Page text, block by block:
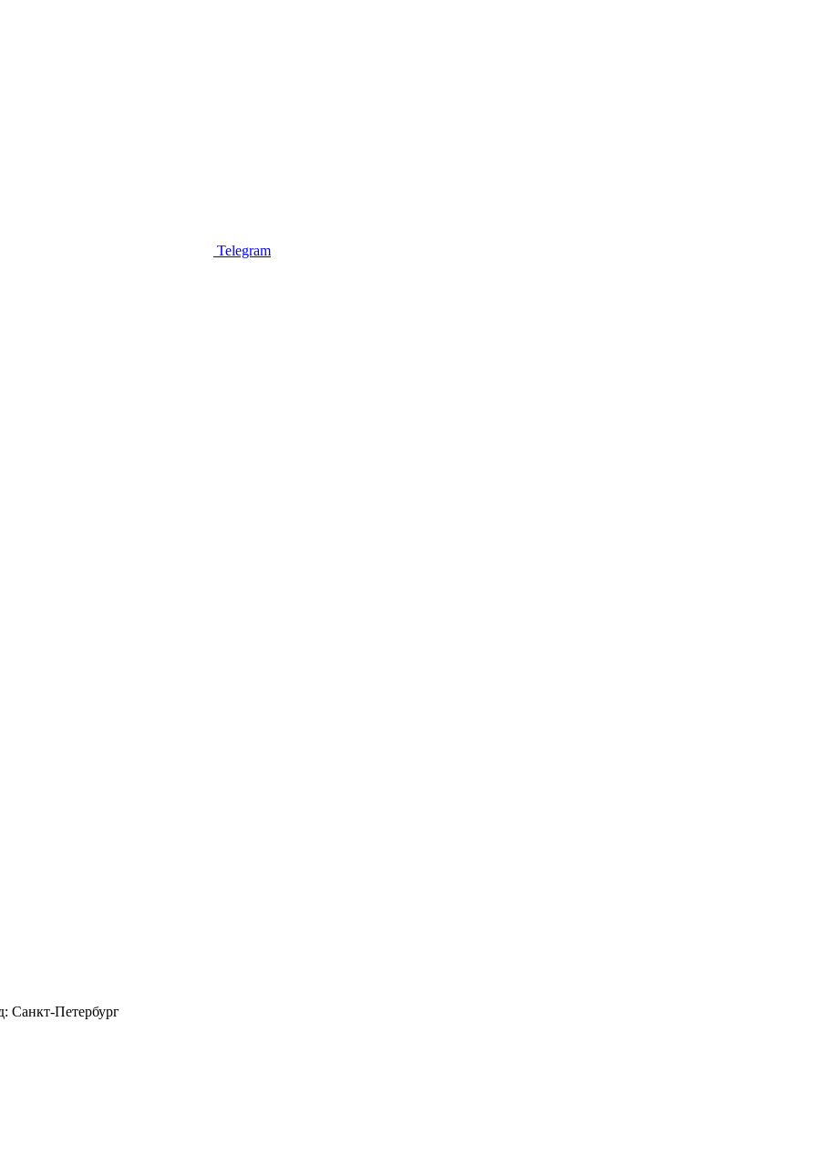
Telegram
Санкт-Петербург